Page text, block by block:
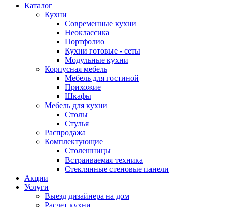
Каталог
Кухни
Современные кухни
Неоклассика
Портфолио
Кухни готовые - сеты
Модульные кухни
Корпусная мебель
Мебель для гостиной
Прихожие
Шкафы
Мебель для кухни
Столы
Стулья
Распродажа
Комплектующие
Столешницы
Встраиваемая техника
Стеклянные стеновые панели
Акции
Услуги
Выезд дизайнера на дом
Расчет кухни